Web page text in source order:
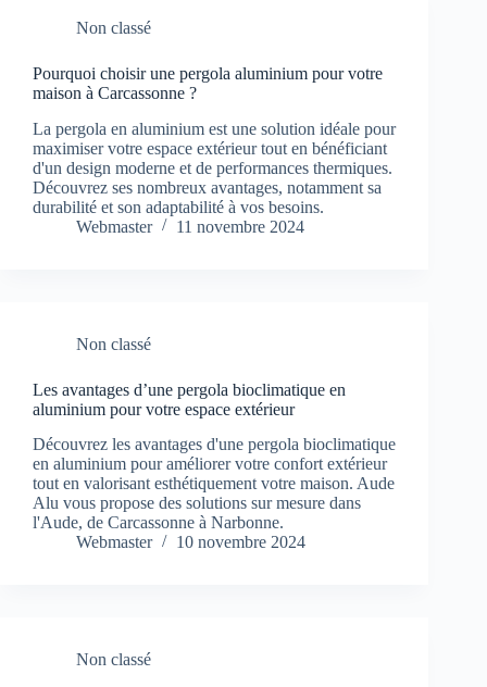
Non classé
Pourquoi choisir une pergola aluminium pour votre
maison à Carcassonne ?
La pergola en aluminium est une solution idéale pour
maximiser votre espace extérieur tout en bénéficiant
d'un design moderne et de performances thermiques.
Découvrez ses nombreux avantages, notamment sa
durabilité et son adaptabilité à vos besoins.
Webmaster
11 novembre 2024
Non classé
Les avantages d’une pergola bioclimatique en
aluminium pour votre espace extérieur
Découvrez les avantages d'une pergola bioclimatique
en aluminium pour améliorer votre confort extérieur
tout en valorisant esthétiquement votre maison. Aude
Alu vous propose des solutions sur mesure dans
l'Aude, de Carcassonne à Narbonne.
Webmaster
10 novembre 2024
Non classé